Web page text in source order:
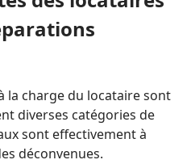
la charge du locataire sont
diverses catégories de
sont effectivement à
déconvenues.